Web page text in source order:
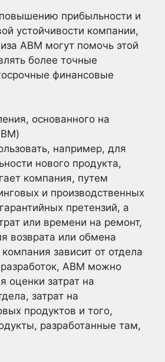
прибыльности и
устойчивости компании,
ABM могут помочь этой
более точные
финансовые
основанного на
например, для
нового продукта,
компания, путем
и производственных
претензий, а
или времени на ремонт,
возврата или обмена
зависит от отдела
ABM можно
оценки затрат на
затрат на
продуктов и того,
разработанные там,